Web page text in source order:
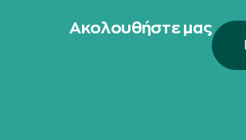
Ακολουθήστε μας